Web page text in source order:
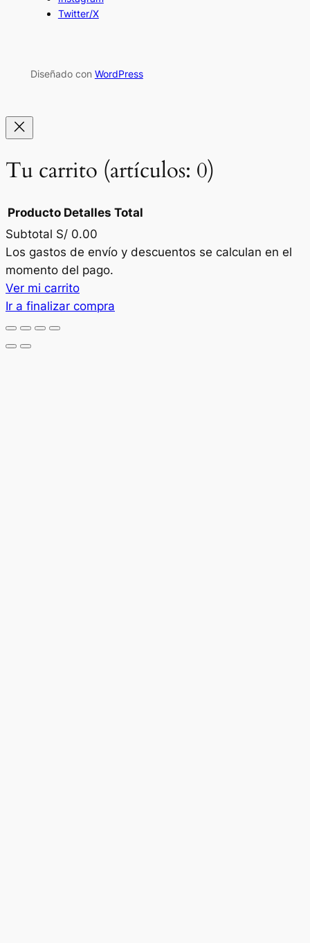
Twitter/X
Diseñado con WordPress
Tu carrito (artículos: 0)
Productos
del
carrito
Producto Detalles Total
Subtotal S/ 0.00
Los gastos de envío y descuentos se calculan en el
momento del pago.
Ver mi carrito
Ir a finalizar compra